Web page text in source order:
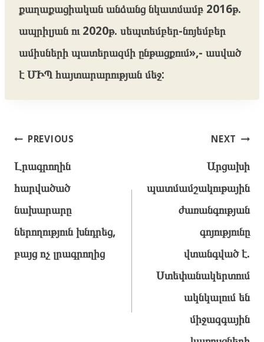
քաղաքացիական անձանց նկատմամբ 2016թ.
ապրիլյան ու 2020թ. սեպտեմբեր-նոյեմբեր
ամիսների պատերազմի ընթացքում»,- ասված
է ՄԻՊ հայտարարության մեջ:
Post
PREVIOUS
Լրագրողին
հարվածած
նախարարը
ներողություն խնդրեց,
բայց ոչ լրագրողից
NEXT
Արցախի
պատմամշակութային
ժառանգության
գոյությունը
վտանգված է.
Ստեփանակերտում
ակնկալում են
միջազգային